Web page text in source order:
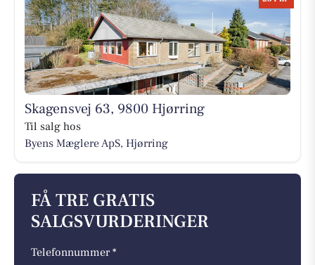
Skagensvej 63, 9800 Hjørring
Til salg hos
Byens Mæglere ApS, Hjørring
FÅ TRE GRATIS
SALGSVURDERINGER
Telefonnummer *